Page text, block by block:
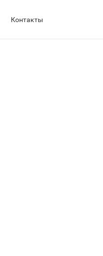
Контакты